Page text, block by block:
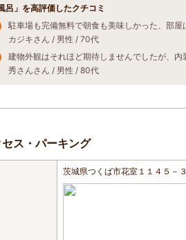
風呂」を高評価したクチコミ
カジキさん / 男性 / 70代
秀さんさん / 男性 / 80代
セス・パーキング
茨城県つくば市花室１１４５－３